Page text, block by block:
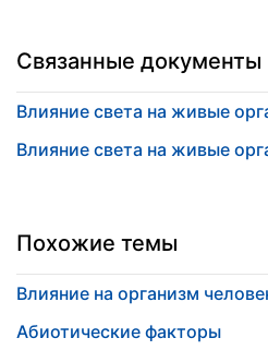
Связанные документы
Влияние света на живые
Влияние света на живые
Похожие темы
Влияние на организм
Абиотические факторы